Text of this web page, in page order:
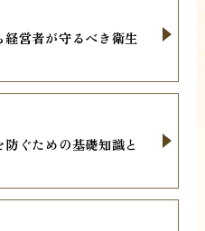
営者が守るべき衛生
ぐための基礎知識と